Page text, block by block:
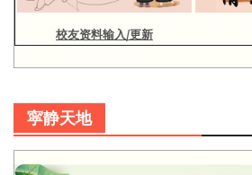
校友资料输入/更新
寜静天地